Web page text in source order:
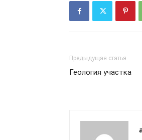
Предыдущая статья
Геология участка